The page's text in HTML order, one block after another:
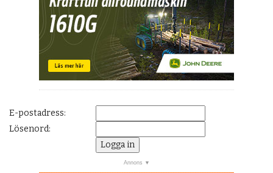
KALENDER
MARKNAD
PRENUMERERA
OM OSS
E-postadress:
Lösenord: